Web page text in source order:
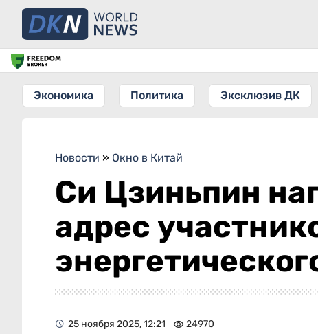
Экономика Политика Эксклюзив ДК
Новости » Окно в Китай
Си Цзиньпин
адрес
25 ноября 2025, 12:21 24970